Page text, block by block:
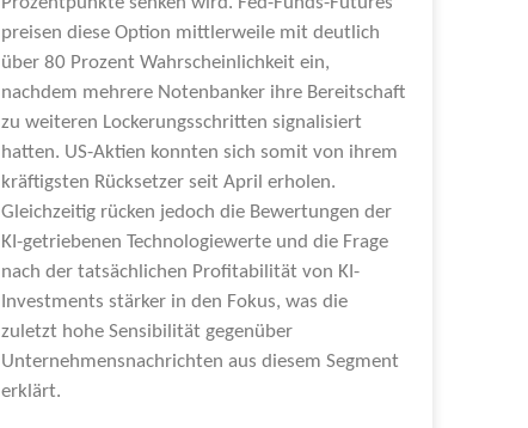
preisen diese Option mittlerweile mit deutlich
über 80 Prozent Wahrscheinlichkeit ein,
nachdem mehrere Notenbanker ihre Bereitschaft
zu weiteren Lockerungsschritten signalisiert
hatten. US-Aktien konnten sich somit von ihrem
kräftigsten Rücksetzer seit April erholen.
Gleichzeitig rücken jedoch die Bewertungen der
KI-getriebenen Technologiewerte und die Frage
nach der tatsächlichen Profitabilität von KI-
Investments stärker in den Fokus, was die
zuletzt hohe Sensibilität gegenüber
Unternehmensnachrichten aus diesem Segment
erklärt.